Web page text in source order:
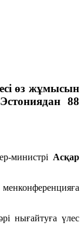
өз жұмысын
88
министрі Асқар
нығайтуға үлес